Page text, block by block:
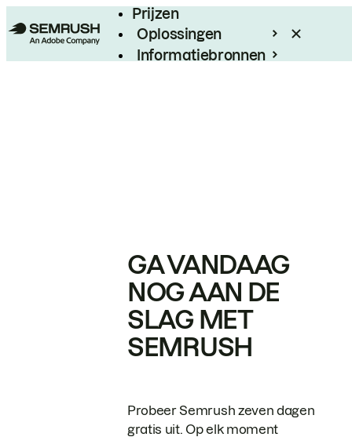
Prijzen
Oplossingen
Informatiebronnen
GA VANDAAG
NOG AAN DE
SLAG MET
SEMRUSH
Probeer Semrush zeven dagen
gratis uit. Op elk moment